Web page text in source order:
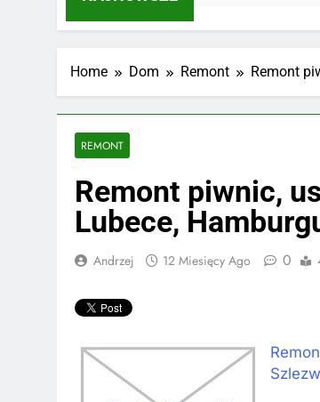
Home Dom Remont Remont
REMONT
Remont piwnic,
Lubece,
Andrzej 12 Miesięcy Ago 0